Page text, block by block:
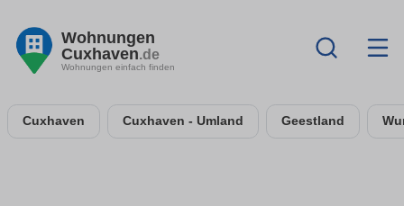
Wohnungen
Cuxhaven.de
Wohnungen einfach finden
Cuxhaven Cuxhaven - Umland Geestland